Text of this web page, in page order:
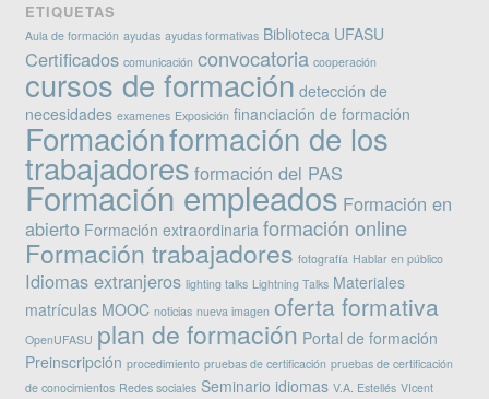
ETIQUETAS
Aula de formación ayudas ayudas formativas Biblioteca UFASU
Certificados comunicación convocatoria cooperación
cursos de formación detección de
necesidades examenes Exposición financiación de formación
Formaciónformación de los
trabajadores formación del PAS
Formación empleados Formación en
abierto Formación extraordinaria formación online
Formación trabajadores fotografía Hablar en público
Idiomas extranjeros lighting talks Lightning Talks Materiales
matrículas MOOC noticias nueva imagen oferta formativa
OpenUFASU plan de formación Portal de formación
Preinscripción procedimiento pruebas de certificación pruebas de certificación
de conocimientos Redes sociales Seminario idiomas V.A. Estellés VIcent